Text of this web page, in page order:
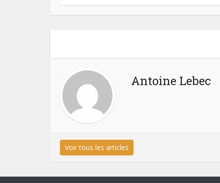
Antoine Lebec
Voir tous les articles